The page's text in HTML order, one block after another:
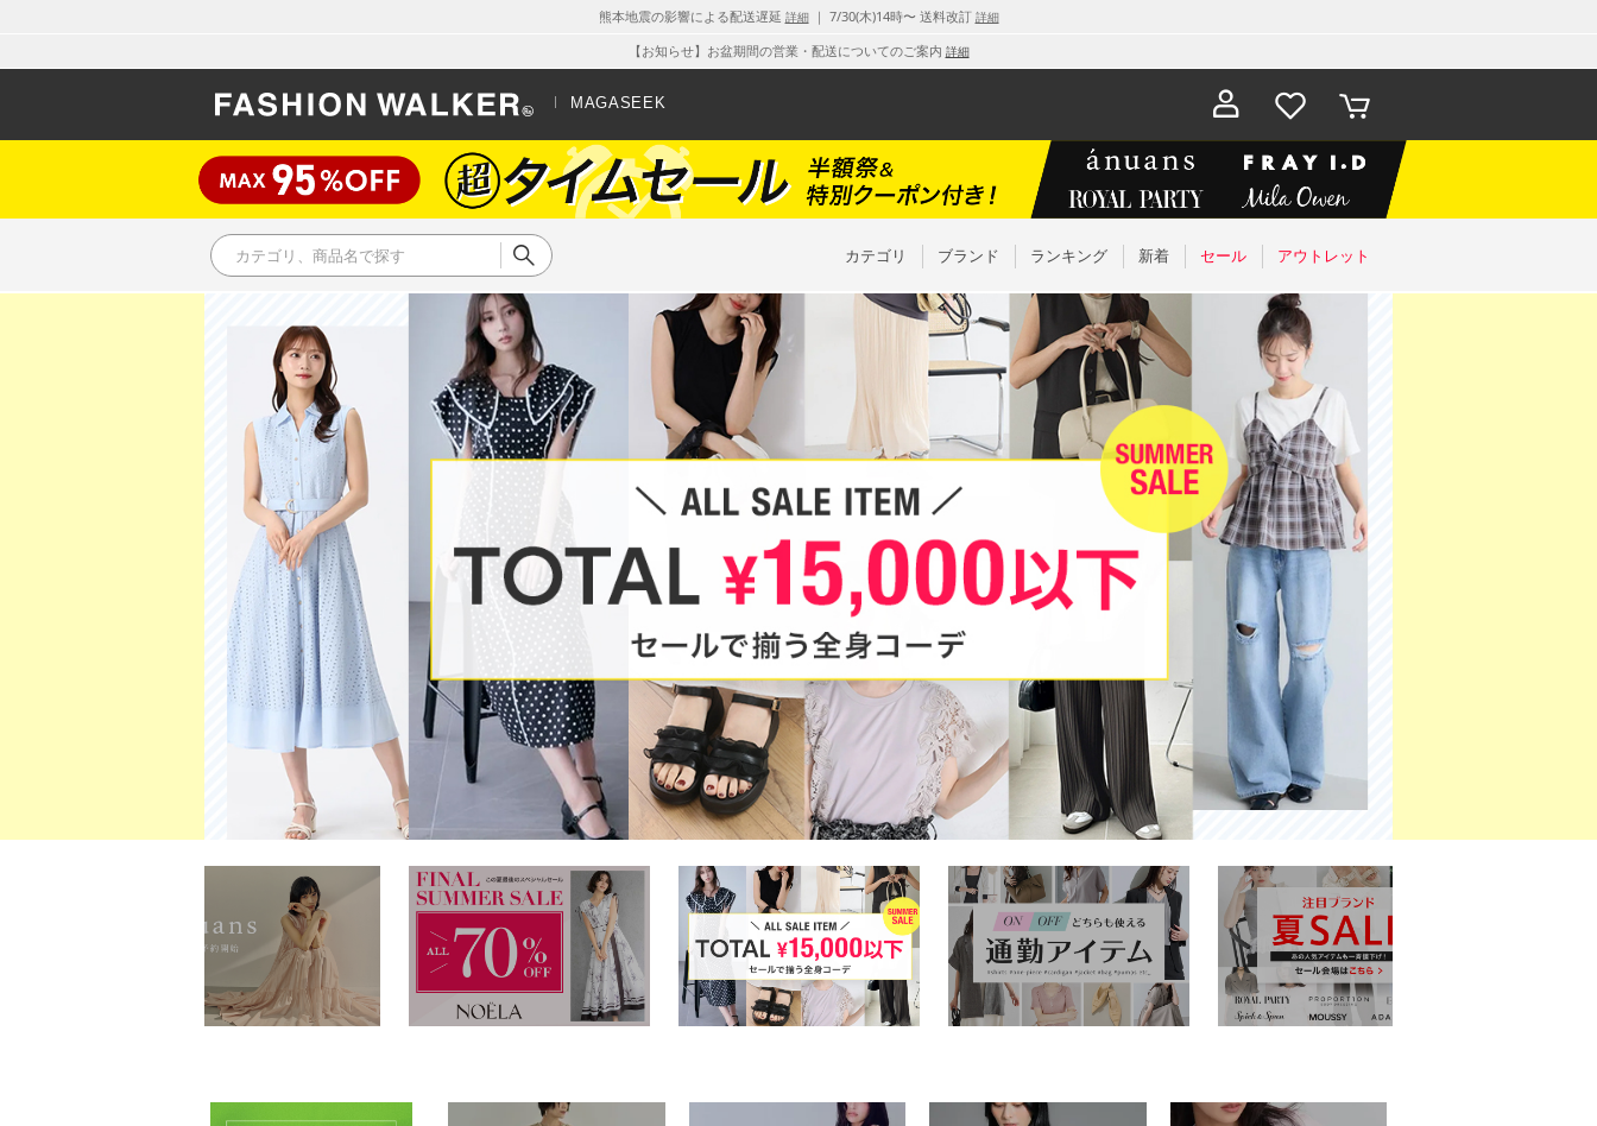
熊本地震の影響による配送遅延 詳細｜ 7/30(木)14時〜 送料改訂 詳細
【お知らせ】お盆期間の営業・配送についてのご案内 詳細
MAGASEEK
お気に入
り
カート
カテゴリ ブランド ランキング 新着 セール アウトレット